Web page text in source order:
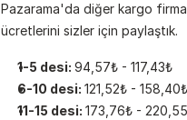
Pazarama'da diğer kargo
ücretlerini sizler için paylaştık.
1-5 desi: 94,57₺ - 117,43₺
6-10 desi: 121,52₺ - 158,40₺
11-15 desi: 173,76₺ -